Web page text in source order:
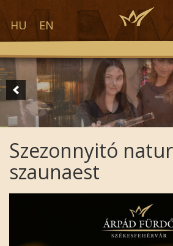
HU EN
Szezonnyitó
szaunaest